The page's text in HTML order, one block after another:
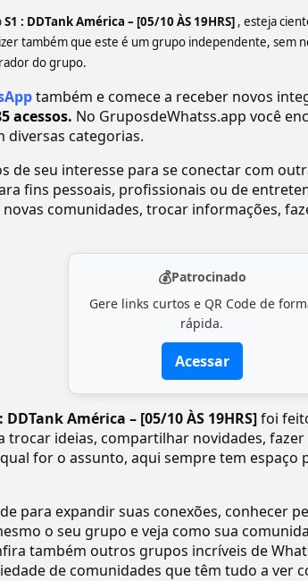
S1 : DDTank América – [05/10 ÀS 19HRS] , esteja
também que este é um grupo independente, sem
do grupo.
também e comece a receber novos
acessos. No GruposdeWhatss.app você
diversas categorias.
de seu interesse para se conectar com
fins pessoais, profissionais ou de
comunidades, trocar informações,
💰Patrocinado
Gere links curtos e QR Code de
rápida.
Acessar
América – [05/10 ÀS 19HRS]foi
trocar ideias, compartilhar novidades,
for o assunto, aqui sempre tem
para expandir suas conexões, conhecer
o seu grupo e veja como sua
também outros grupos incríveis de
de comunidades que têm tudo a ver